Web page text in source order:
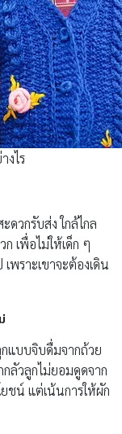
งไร
ดวกรับส่ง ใกล้ไกล
เพื่อไม่ให้เด็ก ๆ
พราะเขาจะต้องเดิน
แบบจิบดื่มจากถ้วย
ลัวลูกไม่ยอมดูดจาก
ชน์ แต่เน้นการให้ผัก